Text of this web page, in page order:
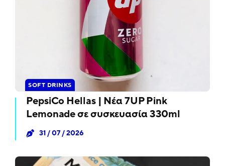
SOFT DRINKS
PepsiCo Hellas | Νέα 7UP Pink
Lemonade σε συσκευασία 330ml
31 / 07 / 2026